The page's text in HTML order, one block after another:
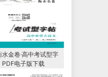
水金卷·高中考试型字
PDF电子版下载